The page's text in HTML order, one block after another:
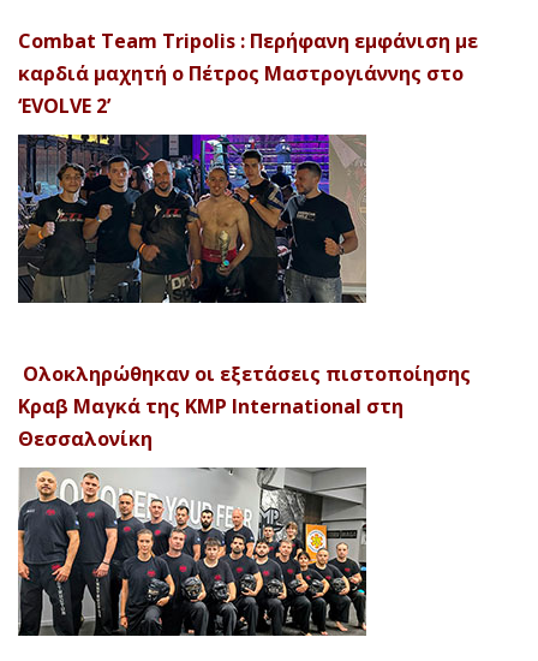
Combat Team Tripolis : Περήφανη εμφάνιση με
καρδιά μαχητή ο Πέτρος Μαστρογιάννης στο
‘EVOLVE 2’
Ολοκληρώθηκαν οι εξετάσεις πιστοποίησης
Κραβ Μαγκά της KMP International στη
Θεσσαλονίκη